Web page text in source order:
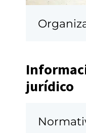
jurídico